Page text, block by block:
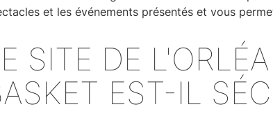
et les événements présentés et vous
SITE DE
EST-IL